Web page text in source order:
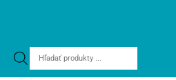
Products